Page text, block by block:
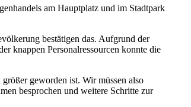
am Hauptplatz und im Stadtpark
bestätigen das. Aufgrund der
knappen Personalressourcen konnte die
geworden ist. Wir müssen also
besprochen und weitere Schritte zur